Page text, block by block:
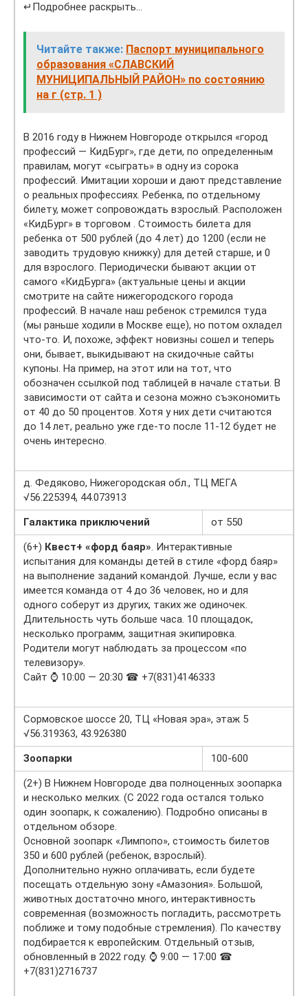
↵Подробнее раскрыть…
Читайте также: Паспорт муниципального
образования «СЛАВСКИЙ
МУНИЦИПАЛЬНЫЙ РАЙОН» по состоянию
на г (стр. 1 )
В 2016 году в Нижнем Новгороде открылся «город
профессий — КидБург», где дети, по определенным
правилам, могут «сыграть» в одну из сорока
профессий. Имитации хороши и дают представление
о реальных профессиях. Ребенка, по отдельному
билету, может сопровождать взрослый. Расположен
«КидБург» в торговом . Стоимость билета для
ребенка от 500 рублей (до 4 лет) до 1200 (если не
заводить трудовую книжку) для детей старше, и 0
для взрослого. Периодически бывают акции от
самого «КидБурга» (актуальные цены и акции
смотрите на сайте нижегородского города
профессий. В начале наш ребенок стремился туда
(мы раньше ходили в Москве еще), но потом охладел
что-то. И, похоже, эффект новизны сошел и теперь
они, бывает, выкидывают на скидочные сайты
купоны. На пример, на этот или на тот, что
обозначен ссылкой под таблицей в начале статьи. В
зависимости от сайта и сезона можно съэкономить
от 40 до 50 процентов. Хотя у них дети считаются
до 14 лет, реально уже где-то после 11-12 будет не
очень интересно.
д. Федяково, Нижегородская обл., ТЦ МЕГА
√56.225394, 44.073913
Галактика приключений
от 550
(6+) Квест+ «форд баяр». Интерактивные
испытания для команды детей в стиле «форд баяр»
на выполнение заданий командой. Лучше, если у вас
имеется команда от 4 до 36 человек, но и для
одного соберут из других, таких же одиночек.
Длительность чуть больше часа. 10 площадок,
несколько программ, защитная экипировка.
Родители могут наблюдать за процессом «по
телевизору».
Сайт ⌚ 10:00 — 20:30 ☎ +7(831)4146333
Сормовское шоссе 20, ТЦ «Новая эра», этаж 5
√56.319363, 43.926380
Зоопарки
100-600
(2+) В Нижнем Новгороде два полноценных зоопарка
и несколько мелких. (С 2022 года остался только
один зоопарк, к сожалению). Подробно описаны в
отдельном обзоре.
Основной зоопарк «Лимпопо», стоимость билетов
350 и 600 рублей (ребенок, взрослый).
Дополнительно нужно оплачивать, если будете
посещать отдельную зону «Амазония». Большой,
животных достаточно много, интерактивность
современная (возможность погладить, рассмотреть
поближе и тому подобные стремления). По качеству
подбирается к европейским. Отдельный отзыв,
обновленный в 2022 году. ⌚ 9:00 — 17:00 ☎
+7(831)2716737